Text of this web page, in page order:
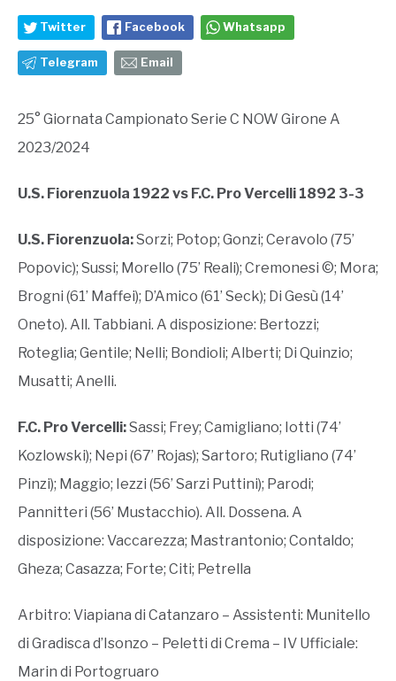
Twitter Facebook Whatsapp
Telegram Email
25° Giornata Campionato Serie C NOW Girone A
2023/2024
U.S. Fiorenzuola 1922 vs F.C. Pro Vercelli 1892 3-3
U.S. Fiorenzuola:Sorzi; Potop; Gonzi; Ceravolo (75’
Popovic); Sussi; Morello (75’ Reali); Cremonesi ©; Mora;
Brogni (61’ Maffei); D’Amico (61’ Seck); Di Gesù (14’
Oneto). All. Tabbiani. A disposizione: Bertozzi;
Roteglia; Gentile; Nelli; Bondioli; Alberti; Di Quinzio;
Musatti; Anelli.
F.C. Pro Vercelli:Sassi; Frey; Camigliano; Iotti (74’
Kozlowski); Nepi (67’ Rojas); Sartoro; Rutigliano (74’
Pinzi); Maggio; Iezzi (56’ Sarzi Puttini); Parodi;
Pannitteri (56’ Mustacchio). All. Dossena. A
disposizione: Vaccarezza; Mastrantonio; Contaldo;
Gheza; Casazza; Forte; Citi; Petrella
Arbitro: Viapiana di Catanzaro – Assistenti: Munitello
di Gradisca d’Isonzo – Peletti di Crema – IV Ufficiale:
Marin di Portogruaro